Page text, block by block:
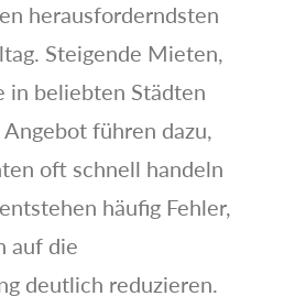
herausforderndsten
Steigende Mieten,
in beliebten Städten
führen dazu,
oft schnell handeln
häufig Fehler,
auf die
deutlich reduzieren.